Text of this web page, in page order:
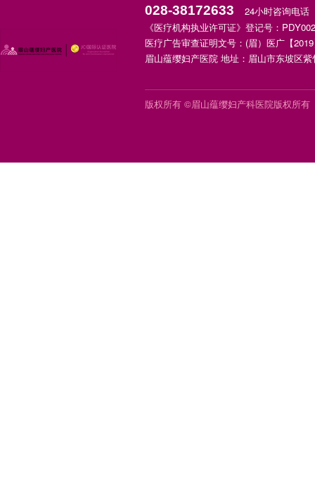
028-38172633
24小时咨询电话
《医疗机构执业许可证》登记号：
医疗广告审查证明文号：(眉）医广【
眉山蕴缨妇产医院 地址：眉山市东坡区
版权所有 ©眉山蕴缨妇产科医院版权所有